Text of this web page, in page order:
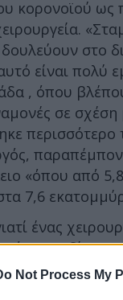
Not Process My
κορονοϊού ως
δουλεύουν στο
είναι πολύ
, όπου
σε σχέση
«όπου από
7,6
ένας
δίνει
απάντησε
της